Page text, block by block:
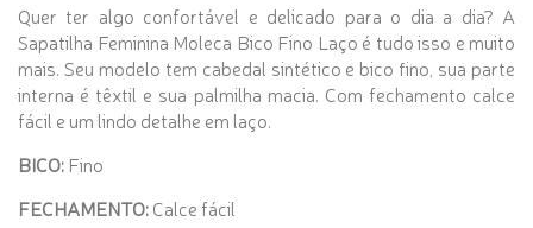
Quer ter algo confortável e delicado para o dia a dia? A
Sapatilha Feminina Moleca Bico Fino Laço é tudo isso e muito
mais. Seu modelo tem cabedal sintético e bico fino, sua parte
interna é têxtil e sua palmilha macia. Com fechamento calce
fácil e um lindo detalhe em laço.
BICO: Fino
FECHAMENTO:Calce fácil